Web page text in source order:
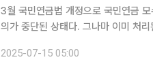
3월 국민연금법 개정으로 국민연금
의가 중단된 상태다. 그나마 이미 처
할 때 더 이상 미룰 수 없는 논제다.
2025-07-15 05:00